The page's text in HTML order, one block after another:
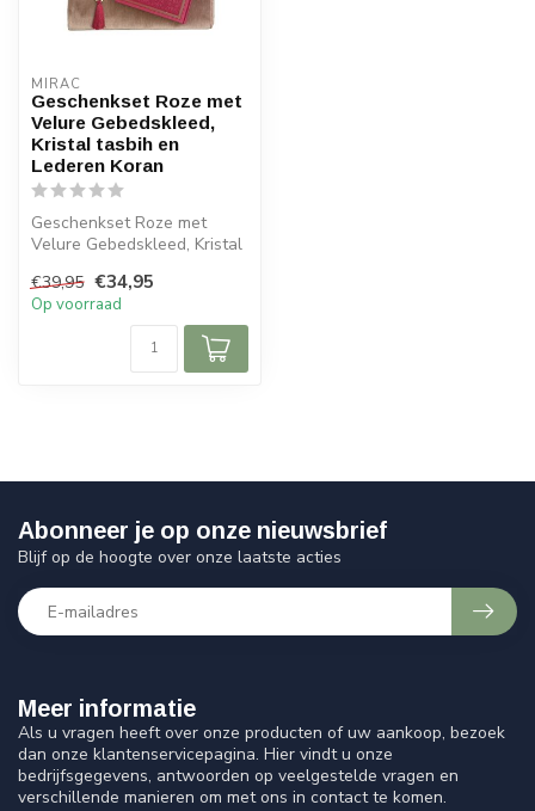
MIRAC
Geschenkset Roze met
Velure Gebedskleed,
Kristal tasbih en
Lederen Koran
Geschenkset Roze met
Velure Gebedskleed, Kristal
Geb...
€39,95 €34,95
Op voorraad
Meer informatie
Als u vragen heeft over onze producten of uw aankoop, bezoek
dan onze klantenservicepagina. Hier vindt u onze
bedrijfsgegevens, antwoorden op veelgestelde vragen en
verschillende manieren om met ons in contact te komen.
Abonneer je op onze nieuwsbrief
Blijf op de hoogte over onze laatste acties